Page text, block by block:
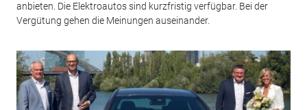
anbieten. Die Elektroautos sind kurzfristig verfügbar. Bei der
Vergütung gehen die Meinungen auseinander.